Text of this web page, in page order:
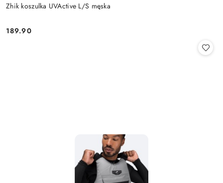
Zhik koszulka UVActive L/S męska
Cena:
189.90